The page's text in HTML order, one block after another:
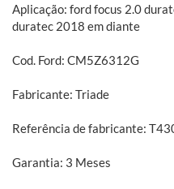
Aplicação: ford focus 2.0
duratec 2018 em diante
Cod. Ford: CM5Z6312G
Fabricante: Triade
Referência de fabricante:
Garantia: 3 Meses